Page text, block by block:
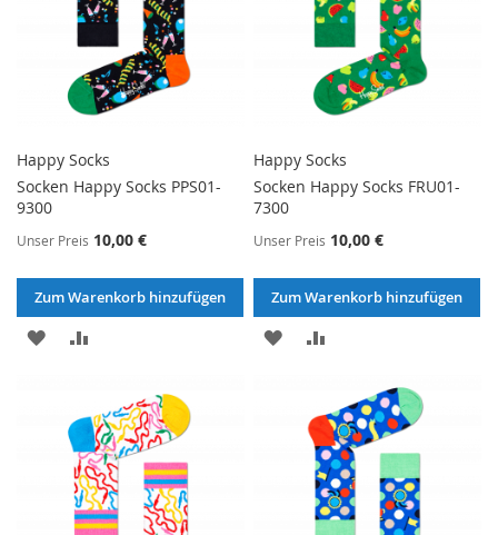
Happy Socks
Socken Happy Socks PPS01-
9300
Unser Preis 10,00 €
Zum Warenkorb hinzufügen
ZUR
HINZUFÜGEN
HINZUFÜGEN
Happy Socks
Socken Happy Socks FRU01-
7300
Unser Preis 10,00 €
Zum Warenkorb hinzufügen
ZUR
HINZUFÜGEN
HINZUFÜGEN